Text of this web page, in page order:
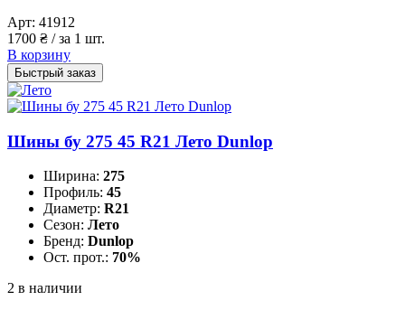
Арт: 41912
1700 ₴ / за 1 шт.
В корзину
Быстрый заказ
Шины бу 275 45 R21 Лето Dunlop
Ширина: 275
Профиль: 45
Диаметр: R21
Сезон: Лето
Бренд: Dunlop
Ост. прот.: 70%
2 в наличии